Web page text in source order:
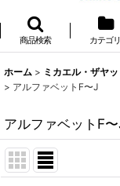
商品検索 カテゴリ
ホーム > ミカエル・ザヤ
> アルファベットF〜J
アルファベットF